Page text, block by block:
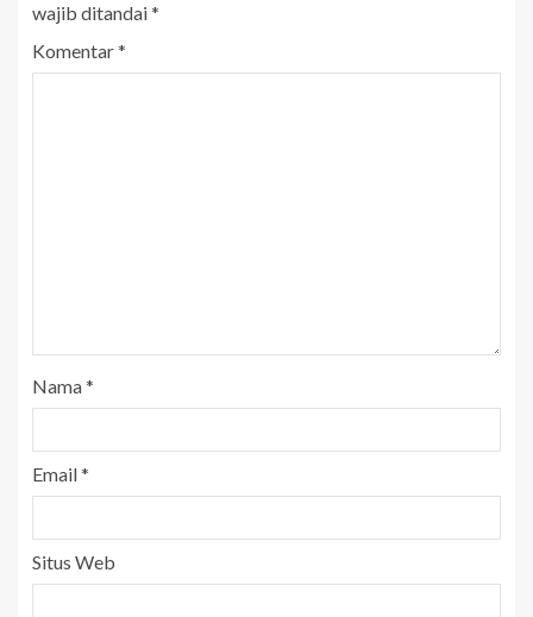
wajib ditandai*
Komentar*
Nama*
Email*
Situs Web